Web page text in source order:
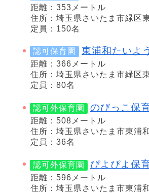
距離：353メートル
住所：埼玉県さいたま市緑区
定員：150名
認可保育園 東浦和たいよ
距離：366メートル
住所：埼玉県さいたま市緑区
定員：80名
認可外保育園 のびっこ保
距離：508メートル
住所：埼玉県さいたま市東浦
定員：36名
認可外保育園 ぴよぴよ保
距離：596メートル
住所：埼玉県さいたま市東浦